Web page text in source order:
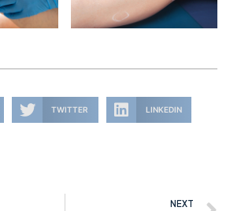
TWITTER LINKEDIN
NEXT